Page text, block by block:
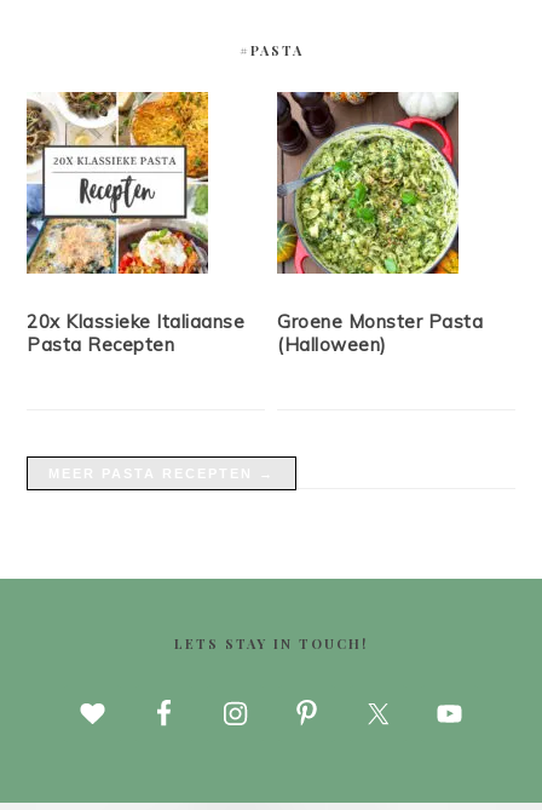
#PASTA
20x Klassieke Italiaanse
Pasta Recepten
Groene Monster Pasta
(Halloween)
LETS STAY IN TOUCH!